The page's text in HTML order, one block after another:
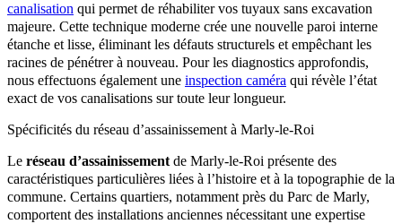
canalisation qui permet de réhabiliter vos tuyaux sans excavation
majeure. Cette technique moderne crée une nouvelle paroi interne
étanche et lisse, éliminant les défauts structurels et empêchant les
racines de pénétrer à nouveau. Pour les diagnostics approfondis,
nous effectuons également une inspection caméra qui révèle l’état
exact de vos canalisations sur toute leur longueur.
Spécificités du réseau d’assainissement à Marly-le-Roi
Le réseau d’assainissement de Marly-le-Roi présente des
caractéristiques particulières liées à l’histoire et à la topographie de la
commune. Certains quartiers, notamment près du Parc de Marly,
comportent des installations anciennes nécessitant une expertise